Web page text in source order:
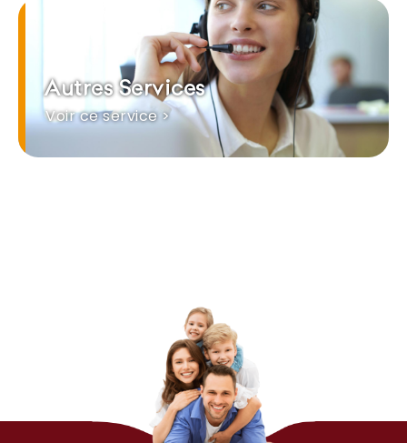
Autres Services
Voir ce service >